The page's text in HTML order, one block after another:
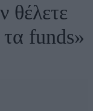
θέλετε
τα funds»